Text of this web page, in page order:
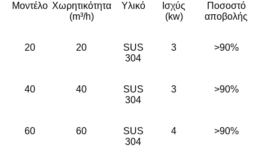
Μοντέλο Χωρητικότητα
(m³/h)
Υλικό
Ισχύς
(kw)
Ποσοστό
αποβολής
20 20
SUS
304
3 >90%
40 40
SUS
304
3 >90%
60 60
SUS
304
4 >90%